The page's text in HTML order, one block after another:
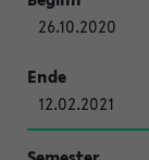
26.10.2020
12.02.2021